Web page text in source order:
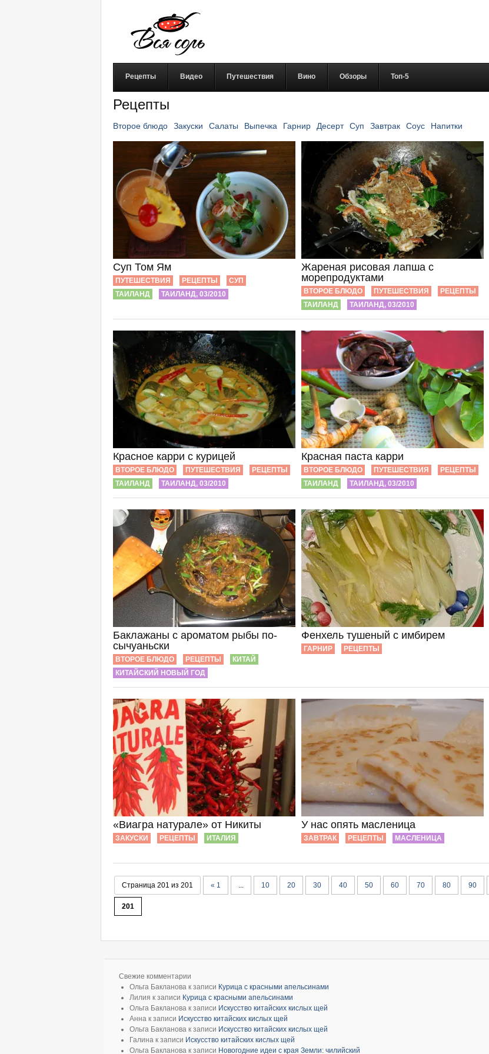
Рецепты Видео Путешествия Вино Обзоры Топ-5
Рецепты
Второе блюдо Закуски Салаты Выпечка Гарнир Десерт Суп Завтрак Соус Напитки
Суп Том Ям
ПУТЕШЕСТВИЯ РЕЦЕПТЫ
СУП
ТАИЛАНД
ТАИЛАНД, 03/2010
Жареная рисовая лапша с
морепродуктами
ВТОРОЕ БЛЮДО ПУТЕШЕСТВИЯ
РЕЦЕПТЫ
ТАИЛАНД
ТАИЛАНД, 03/2010
Красное карри с курицей
ВТОРОЕ БЛЮДО ПУТЕШЕСТВИЯ
РЕЦЕПТЫ
ТАИЛАНД
ТАИЛАНД, 03/2010
Красная паста карри
ВТОРОЕ БЛЮДО ПУТЕШЕСТВИЯ
РЕЦЕПТЫ
ТАИЛАНД
ТАИЛАНД, 03/2010
Баклажаны с ароматом рыбы по-
сычуаньски
ВТОРОЕ БЛЮДО РЕЦЕПТЫ
КИТАЙ
КИТАЙСКИЙ НОВЫЙ ГОД
Фенхель тушеный с имбирем
ГАРНИР РЕЦЕПТЫ
«Виагра натурале» от Никиты
ЗАКУСКИ РЕЦЕПТЫ ИТАЛИЯ
У нас опять масленица
ЗАВТРАК РЕЦЕПТЫ МАСЛЕНИЦА
Страница 201 из 201 « 1 ... 10 20 30 40 50 60 70 80 90
201
Свежие комментарии
Ольга Бакланова к записи Курица с красными апельсинами
Лилия к записи Курица с красными апельсинами
Ольга Бакланова к записи Искусство китайских кислых щей
Анна к записи Искусство китайских кислых щей
Ольга Бакланова к записи Искусство китайских кислых щей
Галина к записи Искусство китайских кислых щей
Ольга Бакланова к записи Новогодние идеи с края Земли: чилийский